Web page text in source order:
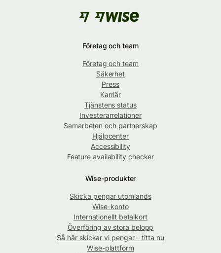
Företag och team
Företag och team
Säkerhet
Press
Karriär
Tjänstens status
Investerarrelationer
Samarbeten och partnerskap
Hjälpcenter
Accessibility
Feature availability checker
Wise-produkter
Skicka pengar utomlands
Wise-konto
Internationellt betalkort
Överföring av stora belopp
Så här skickar vi pengar – titta nu
Wise-plattform